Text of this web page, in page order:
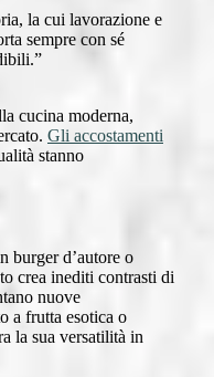
la cui lavorazione e
sempre con sé
cucina moderna,
Gli accostamenti
stanno
burger d’autore o
crea inediti contrasti di
nuove
a frutta esotica o
la sua versatilità in